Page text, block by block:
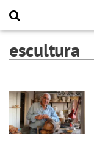
escultura